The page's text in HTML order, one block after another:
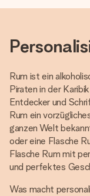
Rum ist ein
Piraten in der
Entdecker und
Rum ein
ganzen Welt
oder eine Flasche
Flasche Rum mit
und perfektes
Was macht